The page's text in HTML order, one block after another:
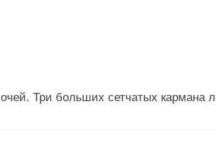
Три больших сетчатых кармана